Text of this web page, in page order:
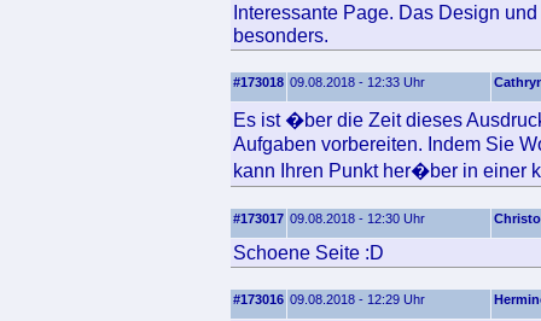
Interessante Page. Das Design
besonders.
#173018 09.08.2018 - 12:33 Uhr
Es ist �ber die Zeit dieses
Aufgaben vorbereiten. Indem Sie
kann Ihren Punkt her�ber in einer
#173017 09.08.2018 - 12:30 Uhr
Schoene Seite :D
#173016 09.08.2018 - 12:29 Uhr